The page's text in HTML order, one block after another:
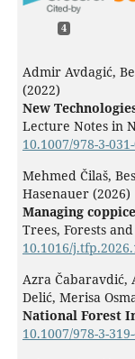
4
Admir Avdagić,
(2022)
New
Lecture Notes in
10.1007/978-3-
Mehmed Čilaš,
Hasenauer (2026)
Managing
Trees, Forests
10.1016/
Azra Čabaravdić,
Delić, Merisa
National Forest
10.1007/978-3-